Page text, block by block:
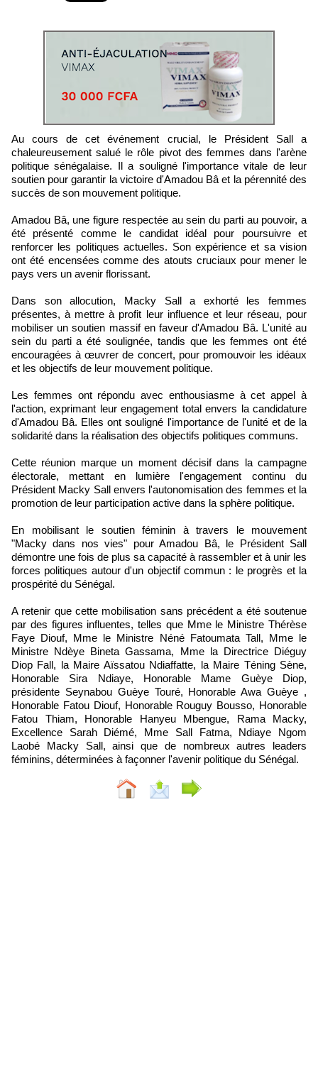
Au cours de cet événement crucial, le Président Sall a
chaleureusement salué le rôle pivot des femmes dans l'arène
politique sénégalaise. Il a souligné l'importance vitale de leur
soutien pour garantir la victoire d'Amadou Bâ et la pérennité des
succès de son mouvement politique.
Amadou Bâ, une figure respectée au sein du parti au pouvoir, a
été présenté comme le candidat idéal pour poursuivre et
renforcer les politiques actuelles. Son expérience et sa vision
ont été encensées comme des atouts cruciaux pour mener le
pays vers un avenir florissant.
Dans son allocution, Macky Sall a exhorté les femmes
présentes, à mettre à profit leur influence et leur réseau, pour
mobiliser un soutien massif en faveur d'Amadou Bâ. L'unité au
sein du parti a été soulignée, tandis que les femmes ont été
encouragées à œuvrer de concert, pour promouvoir les idéaux
et les objectifs de leur mouvement politique.
Les femmes ont répondu avec enthousiasme à cet appel à
l'action, exprimant leur engagement total envers la candidature
d'Amadou Bâ. Elles ont souligné l'importance de l'unité et de la
solidarité dans la réalisation des objectifs politiques communs.
Cette réunion marque un moment décisif dans la campagne
électorale, mettant en lumière l'engagement continu du
Président Macky Sall envers l'autonomisation des femmes et la
promotion de leur participation active dans la sphère politique.
En mobilisant le soutien féminin à travers le mouvement
"Macky dans nos vies" pour Amadou Bâ, le Président Sall
démontre une fois de plus sa capacité à rassembler et à unir les
forces politiques autour d'un objectif commun : le progrès et la
prospérité du Sénégal.
A retenir que cette mobilisation sans précédent a été soutenue
par des figures influentes, telles que Mme le Ministre Thérèse
Faye Diouf, Mme le Ministre Néné Fatoumata Tall, Mme le
Ministre Ndèye Bineta Gassama, Mme la Directrice Diéguy
Diop Fall, la Maire Aïssatou Ndiaffatte, la Maire Téning Sène,
Honorable Sira Ndiaye, Honorable Mame Guèye Diop,
présidente Seynabou Guèye Touré, Honorable Awa Guèye ,
Honorable Fatou Diouf, Honorable Rouguy Bousso, Honorable
Fatou Thiam, Honorable Hanyeu Mbengue, Rama Macky,
Excellence Sarah Diémé, Mme Sall Fatma, Ndiaye Ngom
Laobé Macky Sall, ainsi que de nombreux autres leaders
féminins, déterminées à façonner l'avenir politique du Sénégal.